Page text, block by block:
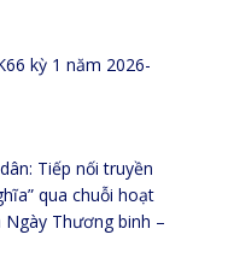
kỳ 1 năm 2026-
Tiếp nối truyền
qua chuỗi hoạt
Thương binh –